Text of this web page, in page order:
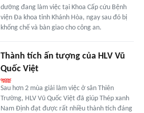
dưỡng đang làm việc tại Khoa Cấp cứu Bệnh
viện Đa khoa tỉnh Khánh Hòa, ngay sau đó bị
khống chế và bàn giao cho công an.
Thành tích ấn tượng của HLV Vũ
Quốc Việt
Sau hơn 2 mùa giải làm việc ở sân Thiên
Trường, HLV Vũ Quốc Việt đã giúp Thép xanh
Nam Định đạt được rất nhiều thành tích đáng